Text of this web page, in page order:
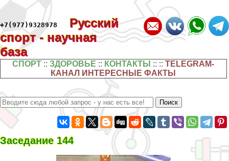
+7(977)9328978
Русский
спорт - научная
база
СПОРТ ::ЗДОРОВЬЕ :: КОНТАКТЫ :: ::TELEGRAM-
КАНАЛ ИНТЕРЕСНЫЕ ФАКТЫ
Заседание 144